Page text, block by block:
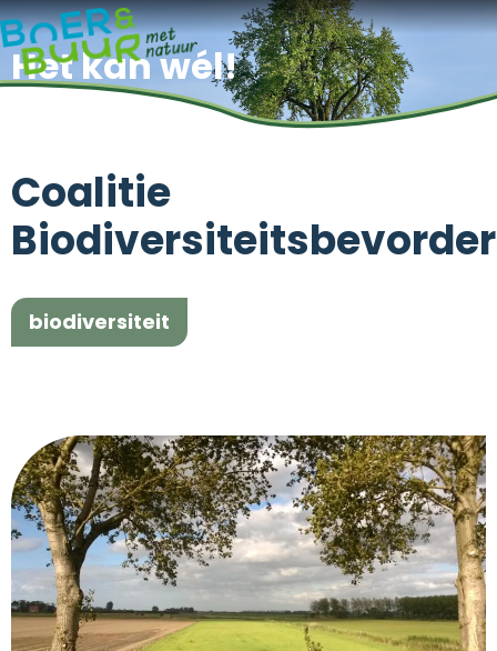
Het kan wél!
Coalitie
biodiversiteit